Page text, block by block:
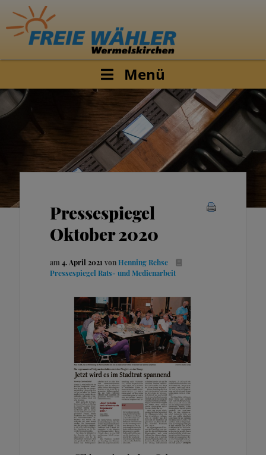
Menü
Pressespiegel
Oktober 2020
am 4. April 2021 von Henning Rehse
Pressespiegel Rats- und Medienarbeit